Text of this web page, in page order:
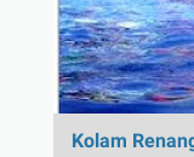
Kolam